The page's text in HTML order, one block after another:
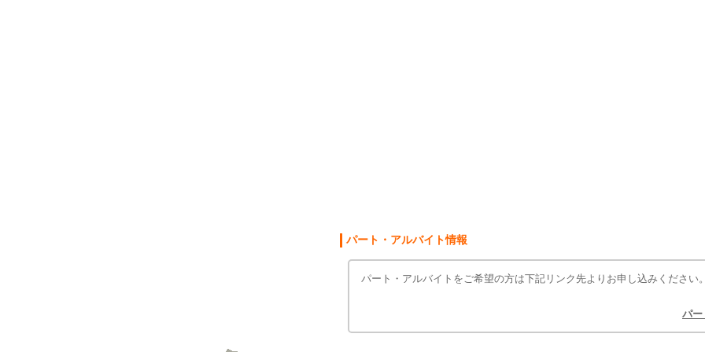
パート・アルバイト情報
パート・アルバイトをご希望の方は下記リンク先よりお申し込みください。
パー